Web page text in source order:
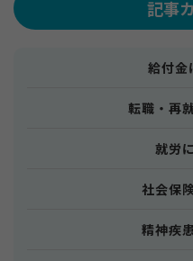
記事
給付金
転職・再
就労
社会保
精神疾